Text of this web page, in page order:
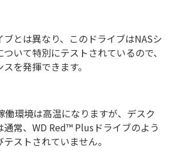
とは異なり、このドライブはNASシ
いて特別にテストされているので、
を発揮できます。
働環境は高温になりますが、デスク
通常、WD Red™ Plusドライブのよう
ストされていません。